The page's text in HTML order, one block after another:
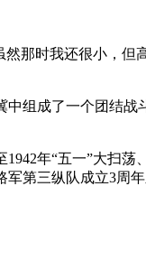
那时我还很小，但
组成了一个团结战
年“五一”大扫荡
第三纵队成立3周